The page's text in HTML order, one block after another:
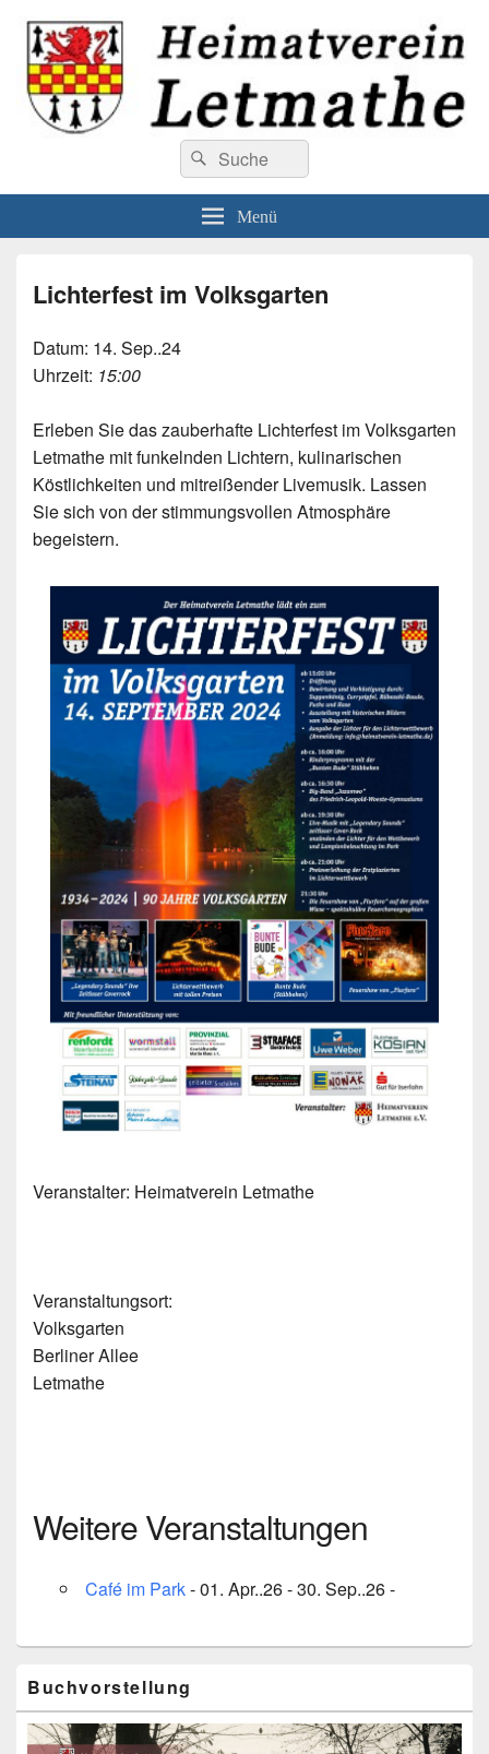
Heimatverein Letmathe
Willkommen beim Heimatverein Letmathe
Suchen
nach:
Suchen
Menü
Lichterfest im Volksgarten
Datum: 14. Sep..24
Uhrzeit: 15:00
Erleben Sie das zauberhafte Lichterfest im Volksgarten
Letmathe mit funkelnden Lichtern, kulinarischen
Köstlichkeiten und mitreißender Livemusik. Lassen
Sie sich von der stimmungsvollen Atmosphäre
begeistern.
Veranstalter: Heimatverein Letmathe
Veranstaltungsort:
Volksgarten
Berliner Allee
Letmathe
Weitere Veranstaltungen
Café im Park- 01. Apr..26 - 30. Sep..26 -
Seitenleisten-
Widgetbereich
Buchvorstellung